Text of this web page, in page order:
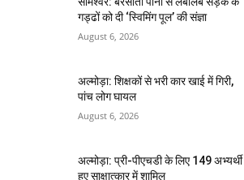
गड्ढों को दी ‘स्विमिंग पूल’ की संज्ञा
August 6, 2026
अल्मोड़ा: शिक्षकों से भरी कार खाई में गिरी,
पांच लोग घायल
August 6, 2026
अल्मोड़ा: प्री-पीएचडी के लिए 149 अभ्यर्थी
हुए साक्षात्कार में शामिल